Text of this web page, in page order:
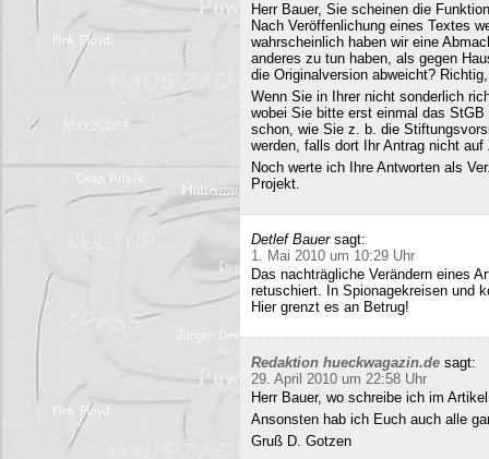
Herr Bauer, Sie scheinen die
Nach Veröffenlichung eines Textes
wahrscheinlich haben wir eine
anderes zu tun haben, als gegen
die Originalversion abweicht?
Wenn Sie in Ihrer nicht sonderlich
wobei Sie bitte erst einmal das
schon, wie Sie z. b. die
werden, falls dort Ihr Antrag nicht
Noch werte ich Ihre Antworten als
Projekt.
Detlef Bauer sagt:
1. Mai 2010 um 10:29 Uhr
Das nachträgliche Verändern eines
retuschiert. In Spionagekreisen und
Hier grenzt es an Betrug!
Redaktion hueckwagazin.de sagt:
29. April 2010 um 22:58 Uhr
Herr Bauer, wo schreibe ich im
Ansonsten hab ich Euch auch alle
Gruß D. Gotzen